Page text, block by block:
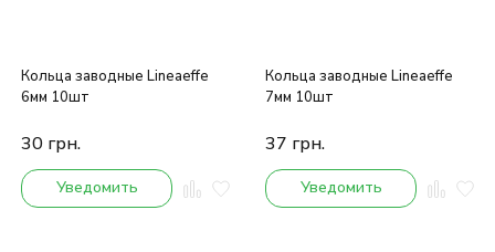
Кольца заводные Lineaeffe
6мм 10шт
30 грн.
Уведомить
Кольца заводные Lineaeffe
7мм 10шт
37 грн.
Уведомить